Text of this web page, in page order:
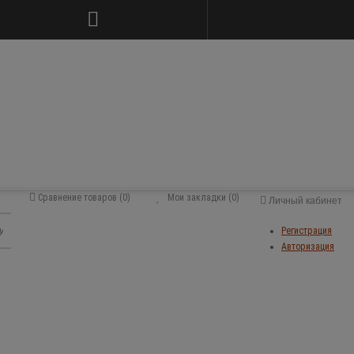
Личный кабинет
Регистрация
Авторизация
Мои закладки (0)
Сравнение товаров (0)